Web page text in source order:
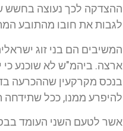
ההצדקה לכך נעוצה בחשש
לגבות את חובו מהתובע
ארצה. ביהמ"ש לא שוכנע כי
בנכס מקרקעין שההכרעה
להיפרע ממנו, ככל שתידחה
אשר לטעם השני העומד